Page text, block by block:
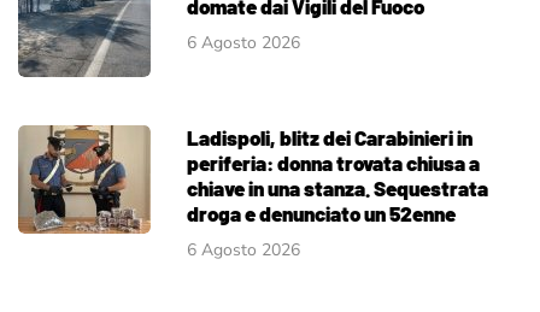
domate dai Vigili del Fuoco
6 Agosto 2026
Ladispoli, blitz dei Carabinieri in
periferia: donna trovata chiusa a
chiave in una stanza. Sequestrata
droga e denunciato un 52enne
6 Agosto 2026